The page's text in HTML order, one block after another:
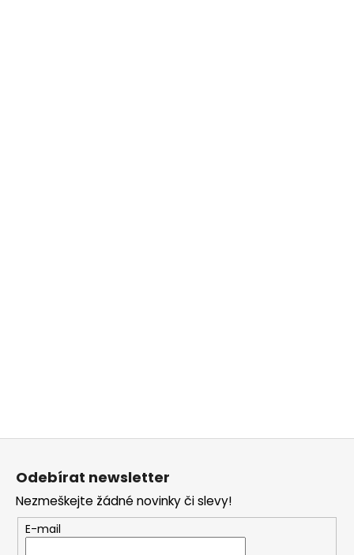
Z
Odebírat newsletter
Nezmeškejte žádné novinky či slevy!
E-mail